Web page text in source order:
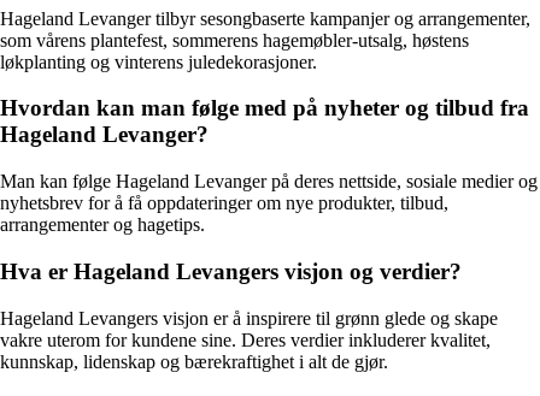
Hageland Levanger tilbyr sesongbaserte kampanjer og arrangementer,
som vårens plantefest, sommerens hagemøbler-utsalg, høstens
løkplanting og vinterens juledekorasjoner.
Hvordan kan man følge med på nyheter og tilbud fra
Hageland Levanger?
Man kan følge Hageland Levanger på deres nettside, sosiale medier og
nyhetsbrev for å få oppdateringer om nye produkter, tilbud,
arrangementer og hagetips.
Hva er Hageland Levangers visjon og verdier?
Hageland Levangers visjon er å inspirere til grønn glede og skape
vakre uterom for kundene sine. Deres verdier inkluderer kvalitet,
kunnskap, lidenskap og bærekraftighet i alt de gjør.